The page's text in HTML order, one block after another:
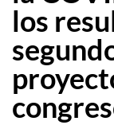
los